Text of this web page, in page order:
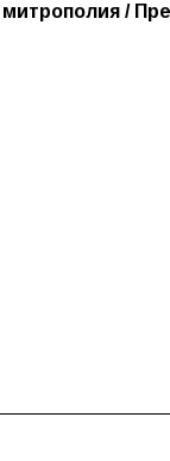
митрополия /